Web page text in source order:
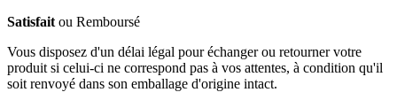
Satisfait ou Remboursé
Vous disposez d'un délai légal pour échanger ou retourner votre
produit si celui-ci ne correspond pas à vos attentes, à condition qu'il
soit renvoyé dans son emballage d'origine intact.